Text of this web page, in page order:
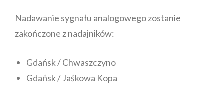
Nadawanie sygnału analogowego zostanie
zakończone z nadajników:
Gdańsk / Chwaszczyno
Gdańsk / Jaśkowa Kopa